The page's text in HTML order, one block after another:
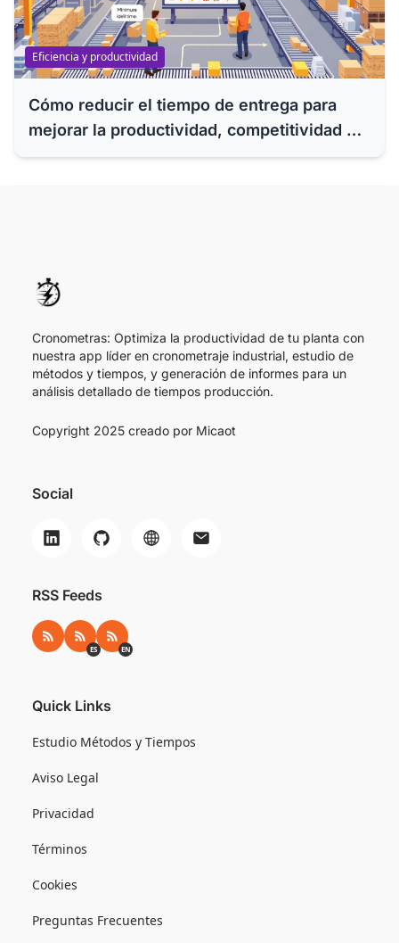
Eficiencia y productividad
Cómo reducir el tiempo de entrega para
mejorar la productividad, competitividad y
eficiencia de su empresa
Cronometras: Optimiza la productividad de tu planta con
nuestra app líder en cronometraje industrial, estudio de
métodos y tiempos, y generación de informes para un
análisis detallado de tiempos producción.
Copyright 2025 creado por Micaot
Social
RSS Feeds
RSS RSS ES
ES RSS EN
EN
Quick Links
Estudio Métodos y Tiempos
Aviso Legal
Privacidad
Términos
Cookies
Preguntas Frecuentes